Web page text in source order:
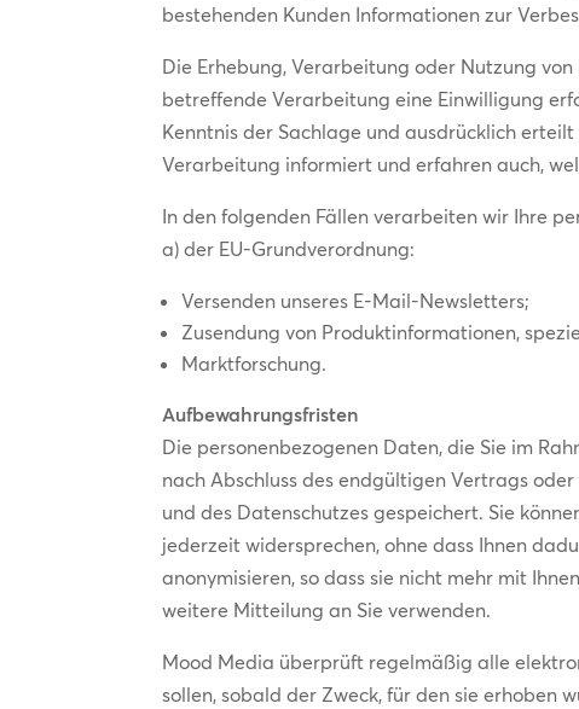
bestehenden Kunden Informationen zur
Die Erhebung, Verarbeitung oder Nutzung
betreffende Verarbeitung eine Einwilligung
Kenntnis der Sachlage und ausdrücklich
Verarbeitung informiert und erfahren auch,
In den folgenden Fällen verarbeiten wir Ihre
a) der EU-Grundverordnung:
Versenden unseres E-Mail-Newsletters;
Zusendung von Produktinformationen,
Marktforschung.
Aufbewahrungsfristen
Die personenbezogenen Daten, die Sie im
nach Abschluss des endgültigen Vertrags
und des Datenschutzes gespeichert. Sie
jederzeit widersprechen, ohne dass Ihnen
anonymisieren, so dass sie nicht mehr mit
weitere Mitteilung an Sie verwenden.
Mood Media überprüft regelmäßig alle
sollen, sobald der Zweck, für den sie